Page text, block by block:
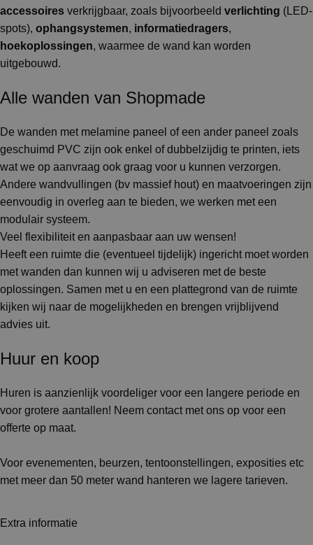
accessoires verkrijgbaar, zoals bijvoorbeeld verlichting (LED-
spots), ophangsystemen, informatiedragers,
hoekoplossingen, waarmee de wand kan worden
uitgebouwd.
Alle wanden van Shopmade
De wanden met melamine paneel of een ander paneel zoals
geschuimd PVC zijn ook enkel of dubbelzijdig te printen, iets
wat we op aanvraag ook graag voor u kunnen verzorgen.
Andere wandvullingen (bv massief hout) en maatvoeringen zijn
eenvoudig in overleg aan te bieden, we werken met een
modulair systeem.
Veel flexibiliteit en aanpasbaar aan uw wensen!
Heeft een ruimte die (eventueel tijdelijk) ingericht moet worden
met wanden dan kunnen wij u adviseren met de beste
oplossingen. Samen met u en een plattegrond van de ruimte
kijken wij naar de mogelijkheden en brengen vrijblijvend
advies uit.
Huur en koop
Huren is aanzienlijk voordeliger voor een langere periode en
voor grotere aantallen! Neem contact met ons op voor een
offerte op maat.
Voor evenementen, beurzen, tentoonstellingen, exposities etc
met meer dan 50 meter wand hanteren we lagere tarieven.
Extra informatie